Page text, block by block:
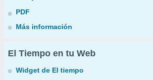
PDF
Más información
El Tiempo en tu Web
Widget de El tiempo